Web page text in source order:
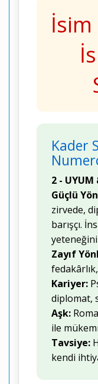
İsim
Kader
2 - UYUM
Güçlü
zirvede,
barışçı.
Zayıf
Kariyer:
diplomat,
Aşk:
ile
Tavsiye:
kendi